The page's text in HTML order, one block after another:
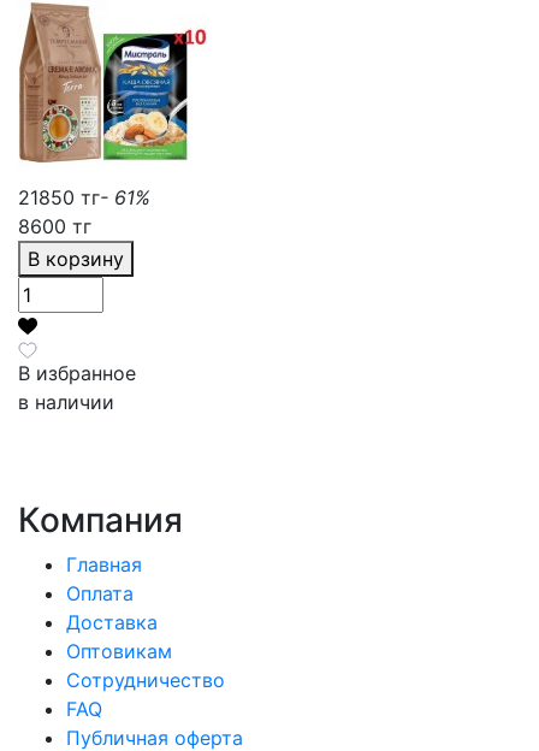
21850 тг- 61%
8600 тг
В корзину
В избранное
в наличии
Компания
Главная
Оплата
Доставка
Оптовикам
Сотрудничество
FAQ
Публичная оферта